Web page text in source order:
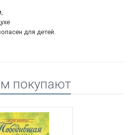
для детей.
покупают